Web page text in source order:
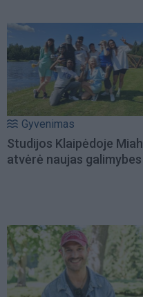
Gyvenimas
Studijos Klaipėdoje Miah
atvėrė naujas galimybes